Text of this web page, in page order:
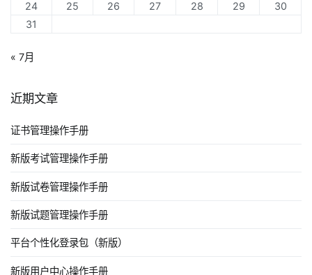
24
25 26 27 28 29
30
31
« 7月
近期文章
证书管理操作手册
新版考试管理操作手册
新版试卷管理操作手册
新版试题管理操作手册
平台个性化登录包（新版）
新版用户中心操作手册